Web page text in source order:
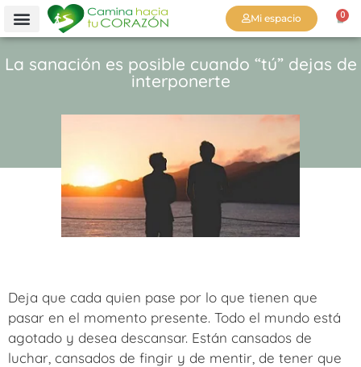
Mi espacio 0
La sanación es posible cuando “tú” dejas de
interponerte
Deja que cada quien pase por lo que tienen que
pasar en el momento presente. Todo el mundo está
agotado y desea descansar. Están cansados de
luchar, cansados de fingir y de mentir, de tener que